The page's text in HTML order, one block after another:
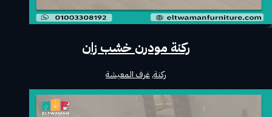
ركنة مودرن خشب زان
ركنة,غرف المعيشة